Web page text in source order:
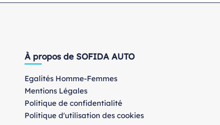
À propos de SOFIDA AUTO
Egalités Homme-Femmes
Mentions Légales
Politique de confidentialité
Politique d'utilisation des cookies